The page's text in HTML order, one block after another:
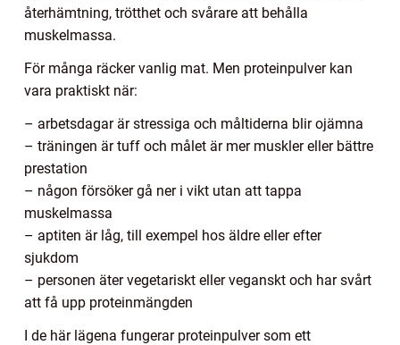
återhämtning, trötthet och svårare att behålla
muskelmassa.
För många räcker vanlig mat. Men proteinpulver kan
vara praktiskt när:
– arbetsdagar är stressiga och måltiderna blir ojämna
– träningen är tuff och målet är mer muskler eller bättre
prestation
– någon försöker gå ner i vikt utan att tappa
muskelmassa
– aptiten är låg, till exempel hos äldre eller efter
sjukdom
– personen äter vegetariskt eller veganskt och har svårt
att få upp proteinmängden
I de här lägena fungerar proteinpulver som ett